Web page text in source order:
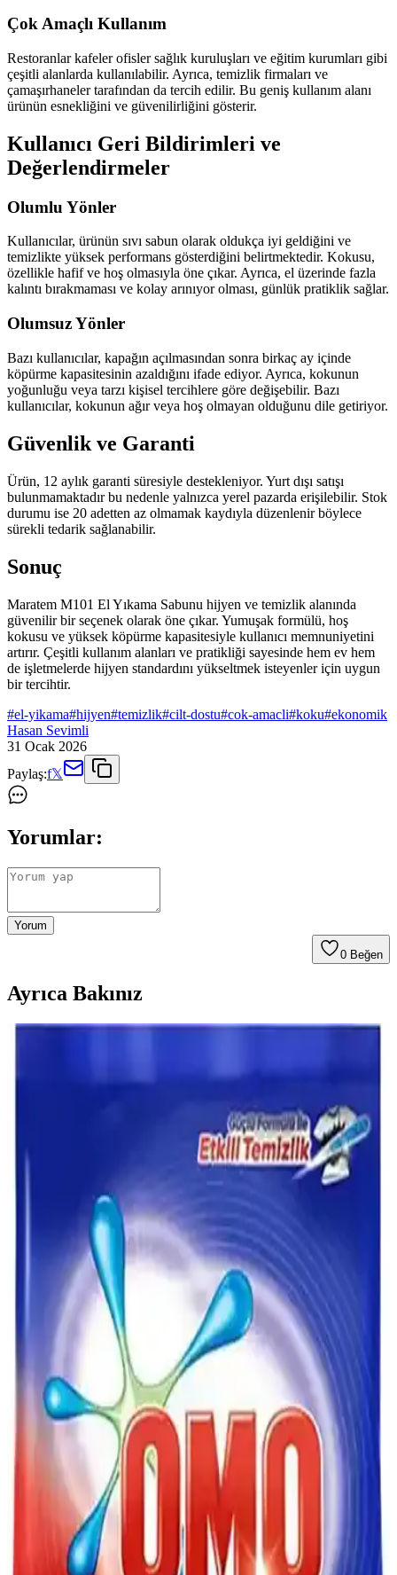
Çok Amaçlı Kullanım
Restoranlar kafeler ofisler sağlık kuruluşları ve eğitim kurumları gibi
çeşitli alanlarda kullanılabilir. Ayrıca, temizlik firmaları ve
çamaşırhaneler tarafından da tercih edilir. Bu geniş kullanım alanı
ürünün esnekliğini ve güvenilirliğini gösterir.
Kullanıcı Geri Bildirimleri ve
Değerlendirmeler
Olumlu Yönler
Kullanıcılar, ürünün sıvı sabun olarak oldukça iyi geldiğini ve
temizlikte yüksek performans gösterdiğini belirtmektedir. Kokusu,
özellikle hafif ve hoş olmasıyla öne çıkar. Ayrıca, el üzerinde fazla
kalıntı bırakmaması ve kolay arınıyor olması, günlük pratiklik sağlar.
Olumsuz Yönler
Bazı kullanıcılar, kapağın açılmasından sonra birkaç ay içinde
köpürme kapasitesinin azaldığını ifade ediyor. Ayrıca, kokunun
yoğunluğu veya tarzı kişisel tercihlere göre değişebilir. Bazı
kullanıcılar, kokunun ağır veya hoş olmayan olduğunu dile getiriyor.
Güvenlik ve Garanti
Ürün, 12 aylık garanti süresiyle destekleniyor. Yurt dışı satışı
bulunmamaktadır bu nedenle yalnızca yerel pazarda erişilebilir. Stok
durumu ise 20 adetten az olmamak kaydıyla düzenlenir böylece
sürekli tedarik sağlanabilir.
Sonuç
Maratem M101 El Yıkama Sabunu hijyen ve temizlik alanında
güvenilir bir seçenek olarak öne çıkar. Yumuşak formülü, hoş
kokusu ve yüksek köpürme kapasitesiyle kullanıcı memnuniyetini
artırır. Çeşitli kullanım alanları ve pratikliği sayesinde hem ev hem
de işletmelerde hijyen standardını yükseltmek isteyenler için uygun
bir tercihtir.
#el-yikama#hijyen#temizlik#cilt-dostu#cok-amacli#koku#ekonomik
Hasan Sevimli
31 Ocak 2026
Paylaş:f𝕏
Yorumlar:
Yorum
0 Beğen
Ayrıca Bakınız
El yıkama deterjanları, günlük hijyenin vazgeçilmez parçasıdır. Kir
ve bakterileri etkin şekilde temizler, cilt dostu formülleriyle sağlığı
Çamaşır Şampuanı Nasıl Kullanılır? Temel ve
Pratik Bilgilerle Doğru Yöntemler
Çamaşır şampuanı, hassas kumaşlar için ideal sıvı temizlik ürünüdür.
Dozaj ve kullanım talimatlarına dikkat ederek, el yıkamada etkili ve
nazik temizlik sağlar. Kalıntı bırakmaması önemlidir.
Dalan Sıvı Sabun 4 LT: Çok Yönlü ve Ekonomik
Temizlik Çözümü
Dalan sıvı sabun, 4 litrelik büyük ambalajı ve çevre dostu
formülüyle ev ve iş yerlerinde hijyen sağlar, ekonomik ve pratik
temizlik imkanı sunar.
Maratem M101 El Yıkama Sabunu: Hijyen ve
Temizlikte Güvenilir Çözüm
Maratem M101 el yıkama sabunu, yumuşak formülü, yüksek
köpürme kapasitesi ve hoş meyvemsi kokusuyla hijyen sağlar, cildi
tahriş etmez, çeşitli alanlarda kullanılabilir.
Mj Tech vs ORAX: 3 Bardaklı Paslanmaz Çelik
Termos Setleri 500 ml Karşılaştırması